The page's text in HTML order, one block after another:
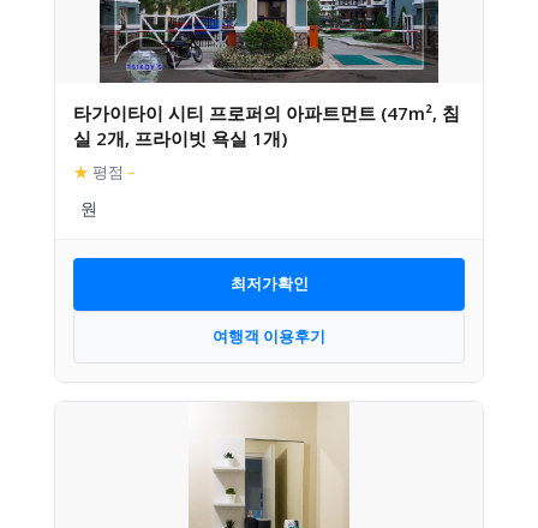
타가이타이 시티 프로퍼의 아파트먼트 (47m², 침
실 2개, 프라이빗 욕실 1개)
★ 평점 –
최저가확인
여행객 이용후기